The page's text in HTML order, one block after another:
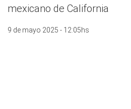
mexicano de California
9 de mayo 2025 - 12:05hs